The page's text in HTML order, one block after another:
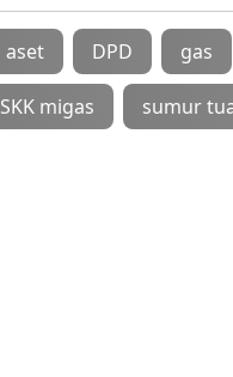
aset DPD gas
SKK migas sumur